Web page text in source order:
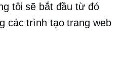
tôi sẽ bắt đầu từ đó
các trình tạo trang web